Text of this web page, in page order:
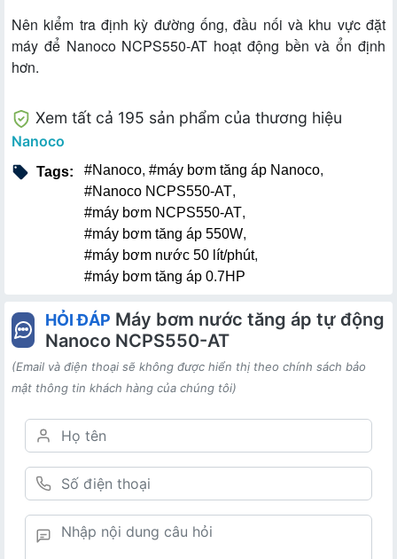
Nên kiểm tra định kỳ đường ống, đầu nối và khu vực đặt
máy để Nanoco NCPS550-AT hoạt động bền và ổn định
hơn.
Xem tất cả 195 sản phẩm của thương hiệu
Nanoco
Tags: #Nanoco, #máy bơm tăng áp Nanoco,
#Nanoco NCPS550-AT,
#máy bơm NCPS550-AT,
#máy bơm tăng áp 550W,
#máy bơm nước 50 lít/phút,
#máy bơm tăng áp 0.7HP
HỎI ĐÁP Máy bơm nước tăng áp tự động
Nanoco NCPS550-AT
(Email và điện thoại sẽ không được hiển thị theo chính sách bảo
mật thông tin khách hàng của chúng tôi)